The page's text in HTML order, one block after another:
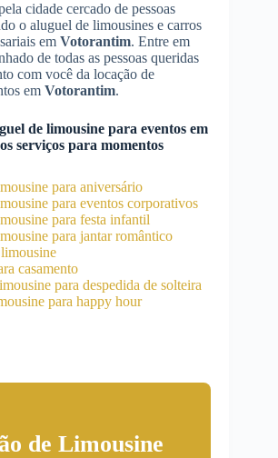
cidade cercado de pessoas
o aluguel de limousines e carros
em Votorantim. Entre em
de todas as pessoas queridas
com você da locação de
em Votorantim.
de limousine para eventos em
serviços para momentos
para aniversário
para eventos corporativos
para festa infantil
para jantar romântico
casamento
para despedida de solteira
para happy hour
de Limousine